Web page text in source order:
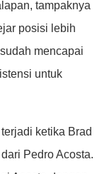
tampaknya
posisi lebih
mencapai
untuk
ketika Brad
Pedro Acosta.